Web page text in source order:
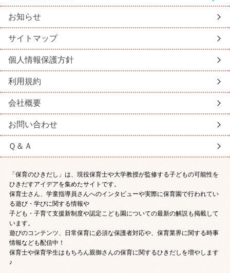
お知らせ
サイトマップ
個人情報保護方針
利用規約
会社概要
お問い合わせ
Ｑ＆Ａ
「保育のひきだし」は、現役保育士や大学教授が監修する子どもの可能性を
ひきだすアイデアを集めたサイトです。
保育士さん、学童指導員さんへのインタビューや実際に保育園で行われてい
る遊び・学びに関する情報や
子ども・子育て支援新制度や認定こども園についての最新の解説も掲載して
います。
遊びのコンテンツ、日常保育に必須な保護者対応や、保育業界に関する時事
情報なども配信中！
保育士や保育学生はもちろん親御さんの保育に関するひきだしを増やします
♪